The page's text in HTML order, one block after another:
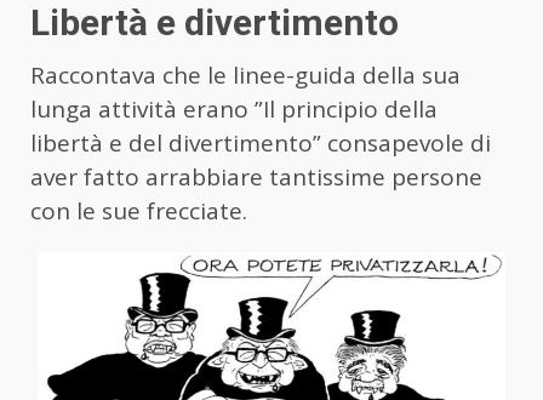
Libertà e divertimento
Raccontava che le linee-guida della sua
lunga attività erano ”Il principio della
libertà e del divertimento” consapevole di
aver fatto arrabbiare tantissime persone
con le sue frecciate.